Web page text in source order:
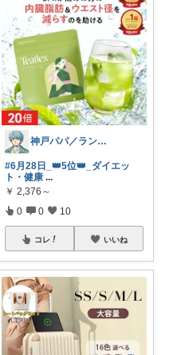
神戸パパ／ランキング＆レビュー毎日掲載
#6月28日_👑5位👑_ダイエッ
ト・健康 ...
￥ 2,376～
0 0 10
コレ いいね